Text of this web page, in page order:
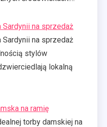
Sardynii na sprzedaż
Sardynii na sprzedaż
stylów
lokalną
na ramię
torby damskiej na